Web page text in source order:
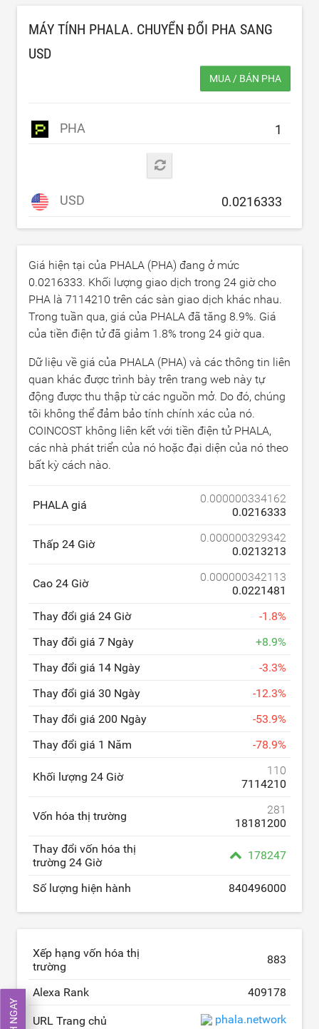
MÁY TÍNH PHALA. CHUYỂN ĐỔI PHA SANG
USD
MUA / BÁN PHA
PHA
USD
Giá hiện tại của PHALA (PHA) đang ở mức
0.0216333. Khối lượng giao dịch trong 24 giờ cho
PHA là 7114210 trên các sàn giao dịch khác nhau.
Trong tuần qua, giá của PHALA đã tăng 8.9%. Giá
của tiền điện tử đã giảm 1.8% trong 24 giờ qua.
Dữ liệu về giá của PHALA (PHA) và các thông tin liên
quan khác được trình bày trên trang web này tự
động được thu thập từ các nguồn mở. Do đó, chúng
tôi không thể đảm bảo tính chính xác của nó.
COINCOST không liên kết với tiền điện tử PHALA,
các nhà phát triển của nó hoặc đại diện của nó theo
bất kỳ cách nào.
PHALA giá
0.000000334162
0.0216333
Thấp 24 Giờ
0.000000329342
0.0213213
Cao 24 Giờ
0.000000342113
0.0221481
Thay đổi giá 24 Giờ
-1.8%
Thay đổi giá 7 Ngày
+8.9%
Thay đổi giá 14 Ngày
-3.3%
Thay đổi giá 30 Ngày
-12.3%
Thay đổi giá 200 Ngày
-53.9%
Thay đổi giá 1 Năm
-78.9%
Khối lượng 24 Giờ
110
7114210
Vốn hóa thị trường
281
18181200
Thay đổi vốn hóa thị
trường 24 Giờ
178247
Số lượng hiện hành 840496000
Xếp hạng vốn hóa thị
trường
883
Alexa Rank 409178
URL Trang chủ phala.network